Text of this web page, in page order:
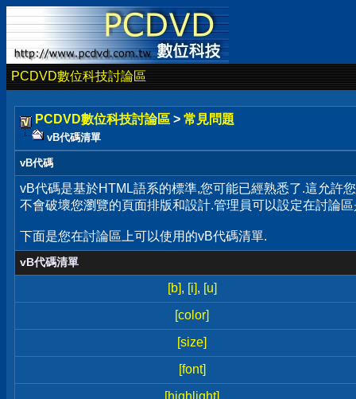
PCDVD數位科技討論區
PCDVD數位科技討論區 > 常見問題
vB代碼清單
vB代碼
vB代碼是基於HTML語系的標準,您可能已經熟悉了.這允許
不會破壞您瀏覽的頁面排版和設計.管理員可以設定在討論
下面是您在討論區上可以使用的vB代碼清單.
vB代碼清單
[b], [i], [u]
[color]
[size]
[font]
[highlight]